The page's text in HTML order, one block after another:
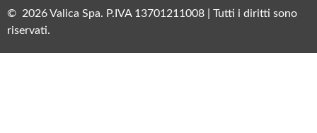
© 2026 Valica Spa. P.IVA 13701211008 | Tutti i diritti sono
riservati.